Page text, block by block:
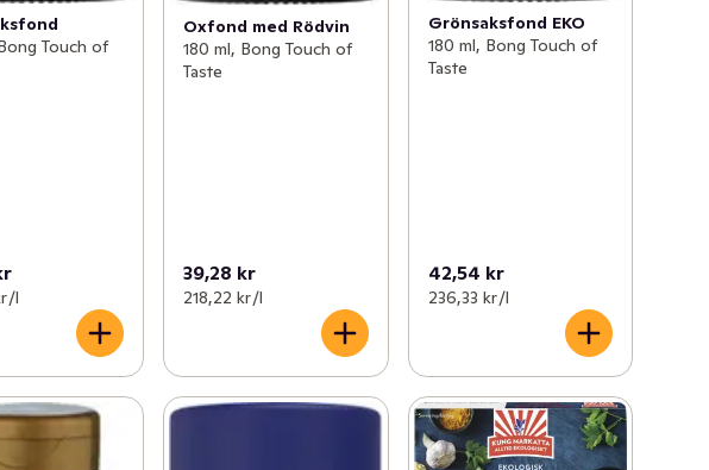
Touch of
/l
Oxfond med Rödvin
180 ml, Bong Touch of
Taste
39,28 kr
218,22 kr /l
Grönsaksfond EKO
180 ml, Bong Touch of
Taste
42,54 kr
236,33 kr /l